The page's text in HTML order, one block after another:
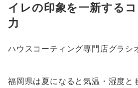
イレの印象を一新する
力
ハウスコーティング専門店グラシ
福岡県は夏になると気温・湿度と